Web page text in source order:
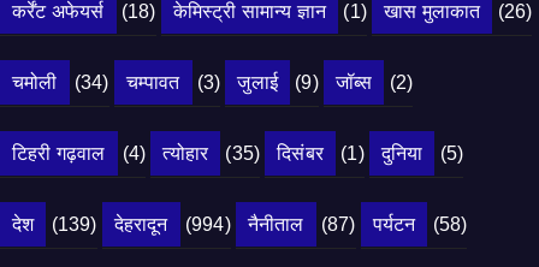
कर्रेंट अफेयर्स (18) केमिस्ट्री सामान्य ज्ञान (1) खास मुलाकात (26)
चमोली (34) चम्पावत (3) जुलाई (9) जॉब्स (2)
टिहरी गढ़वाल (4) त्योहार (35) दिसंबर (1) दुनिया (5)
देश (139) देहरादून (994) नैनीताल (87) पर्यटन (58)